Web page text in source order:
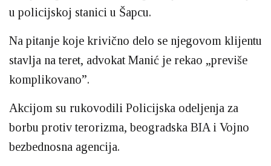
u policijskoj stanici u Šapcu.
Na pitanje koje krivično delo se njegovom klijentu
stavlja na teret, advokat Manić je rekao „previše
komplikovano”.
Akcijom su rukovodili Policijska odeljenja za
borbu protiv terorizma, beogradska BIA i Vojno
bezbednosna agencija.